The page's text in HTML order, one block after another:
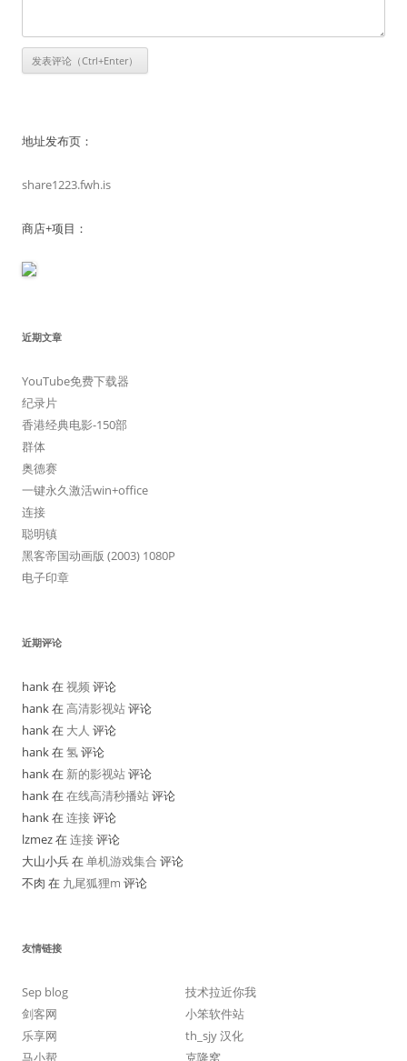
地址发布页：
share1223.fwh.is
商店+项目：
近期文章
YouTube免费下载器
纪录片
香港经典电影-150部
群体
奥德赛
一键永久激活win+office
连接
聪明镇
黑客帝国动画版 (2003) 1080P
电子印章
近期评论
hank 在视频评论
hank 在高清影视站评论
hank 在 大人 评论
hank 在氢评论
hank 在 新的影视站评论
hank 在在线高清秒播站评论
hank 在连接评论
lzmez 在连接评论
大山小兵 在单机游戏集合 评论
不肉 在 九尾狐狸m 评论
友情链接
Sep blog
技术拉近你我
剑客网
小笨软件站
乐享网
th_sjy 汉化
马小帮
克隆窝